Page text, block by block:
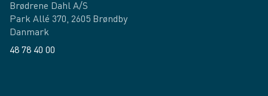
Brødrene Dahl A/S
Park Allé 370, 2605 Brøndby
Danmark
48 78 40 00